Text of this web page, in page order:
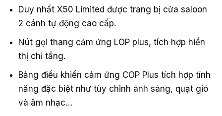
Duy nhất X50 Limited được trang bị cửa saloon
2 cánh tự động cao cấp.
Nút gọi thang cảm ứng LOP plus, tích hợp hiển
thị chỉ tầng.
Bảng điều khiển cảm ứng COP Plus tích hợp tính
năng đặc biệt như tùy chỉnh ánh sáng, quạt gió
và âm nhạc…